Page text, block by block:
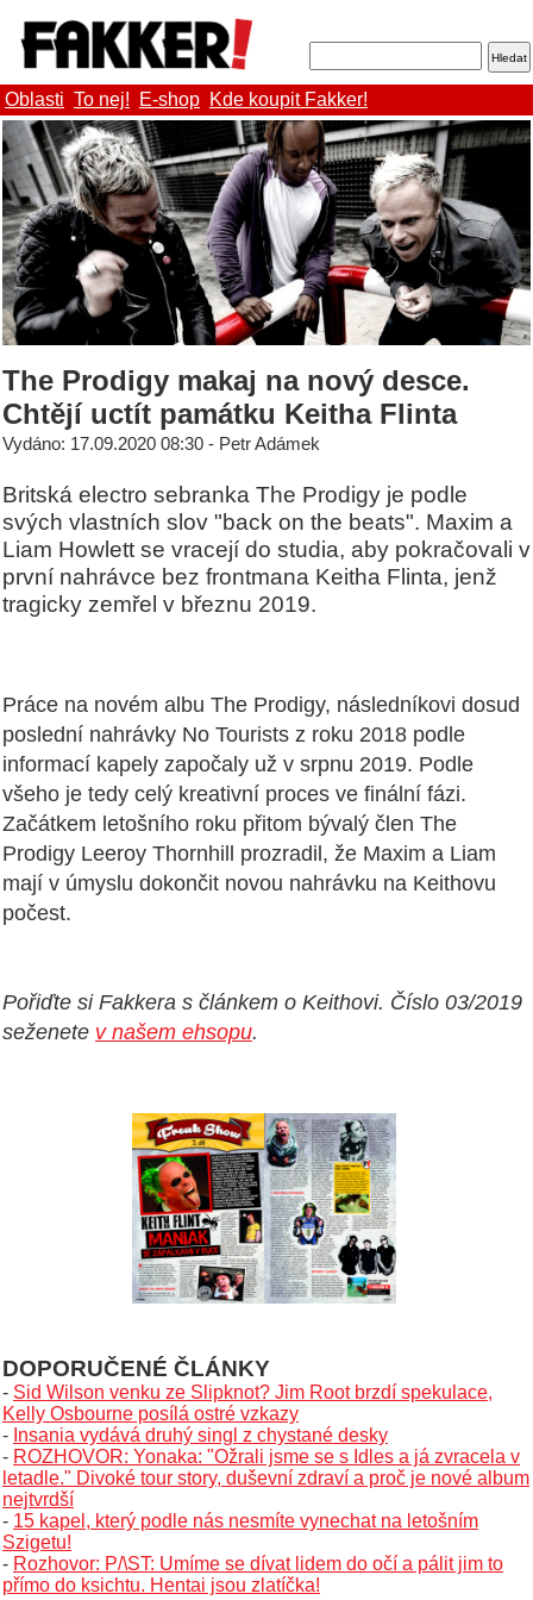
Oblasti To nej! E-shop Kde koupit Fakker!
The Prodigy makaj na nový desce.
Chtějí uctít památku Keitha Flinta
Vydáno: 17.09.2020 08:30 - Petr Adámek
Britská electro sebranka The Prodigy je podle
svých vlastních slov "back on the beats". Maxim a
Liam Howlett se vracejí do studia, aby pokračovali v
první nahrávce bez frontmana Keitha Flinta, jenž
tragicky zemřel v březnu 2019.
Práce na novém albu The Prodigy, následníkovi dosud
poslední nahrávky No Tourists z roku 2018 podle
informací kapely započaly už v srpnu 2019. Podle
všeho je tedy celý kreativní proces ve finální fázi.
Začátkem letošního roku přitom bývalý člen The
Prodigy Leeroy Thornhill prozradil, že Maxim a Liam
mají v úmyslu dokončit novou nahrávku na Keithovu
počest.
Pořiďte si Fakkera s článkem o Keithovi. Číslo 03/2019
seženete v našem ehsopu.
DOPORUČENÉ ČLÁNKY
- Sid Wilson venku ze Slipknot? Jim Root brzdí spekulace,
Kelly Osbourne posílá ostré vzkazy
- Insania vydává druhý singl z chystané desky
- ROZHOVOR: Yonaka: "Ožrali jsme se s Idles a já zvracela v
letadle." Divoké tour story, duševní zdraví a proč je nové album
nejtvrdší
- 15 kapel, který podle nás nesmíte vynechat na letošním
Szigetu!
- Rozhovor: P/\ST: Umíme se dívat lidem do očí a pálit jim to
přímo do ksichtu. Hentai jsou zlatíčka!